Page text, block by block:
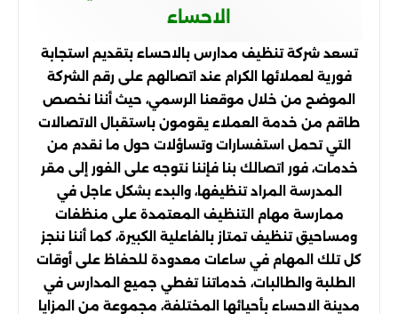
الاحساء
تسعد شركة تنظيف مدارس بالاحساء بتقديم استجابة
فورية لعملائها الكرام عند اتصالهم على رقم الشركة
الموضح من خلال موقعنا الرسمي، حيث أننا نخصص
طاقم من خدمة العملاء يقومون باستقبال الاتصالات
التي تحمل استفسارات وتساؤلات حول ما نقدم من
خدمات، فور اتصالك بنا فإننا نتوجه على الفور إلى مقر
المدرسة المراد تنظيفها، والبدء بشكل عاجل في
ممارسة مهام التنظيف المعتمدة على منظفات
ومساحيق تنظيف تمتاز بالفاعلية الكبيرة، كما أننا ننجز
كل تلك المهام في ساعات معدودة للحفاظ على أوقات
الطلبة والطالبات، خدماتنا تغطي جميع المدارس في
مدينة الاحساء بأحيائها المختلفة، مجموعة من المزايا